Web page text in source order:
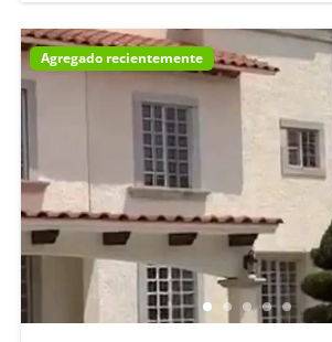
Agregado recientemente